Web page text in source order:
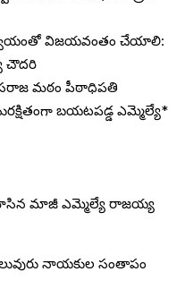
విజయవంతం చేయాలి:
చౌదరి
మఠం పీఠాధిపతి
బయటపడ్డ ఎమ్మెల్యే*
మాజీ ఎమ్మెల్యే రాజయ్య
నాయకుల సంతాపం